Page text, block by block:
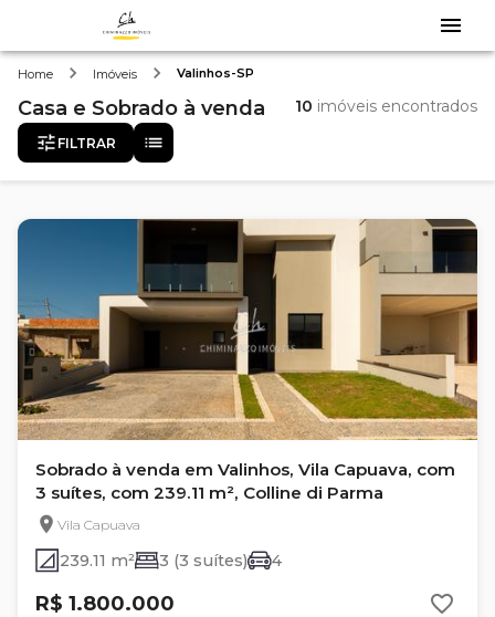
Home Imóveis Valinhos-SP
Casa e Sobrado à venda 10 imóveis encontrados
FILTRAR
Sobrado à venda em Valinhos, Vila Capuava, com
3 suítes, com 239.11 m², Colline di Parma
Vila Capuava
239.11 m² 3 (3 suítes) 4
R$ 1.800.000